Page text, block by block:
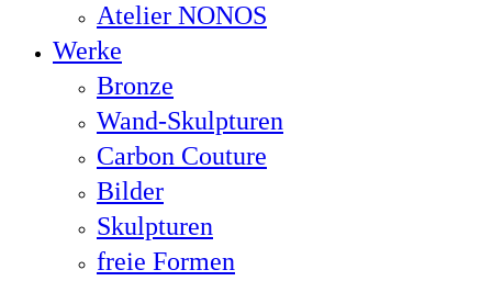
Atelier NONOS
Werke
Bronze
Wand-Skulpturen
Carbon Couture
Bilder
Skulpturen
freie Formen